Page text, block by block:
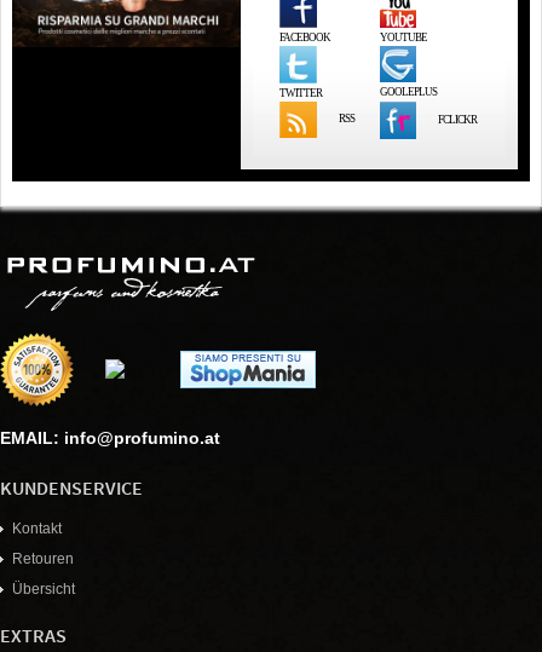
FACEBOOK YOUTUBE
TWITTER GOOLEPLUS
RSS FCLICKR
EMAIL: info@profumino.at
KUNDENSERVICE
Kontakt
Retouren
Übersicht
EXTRAS